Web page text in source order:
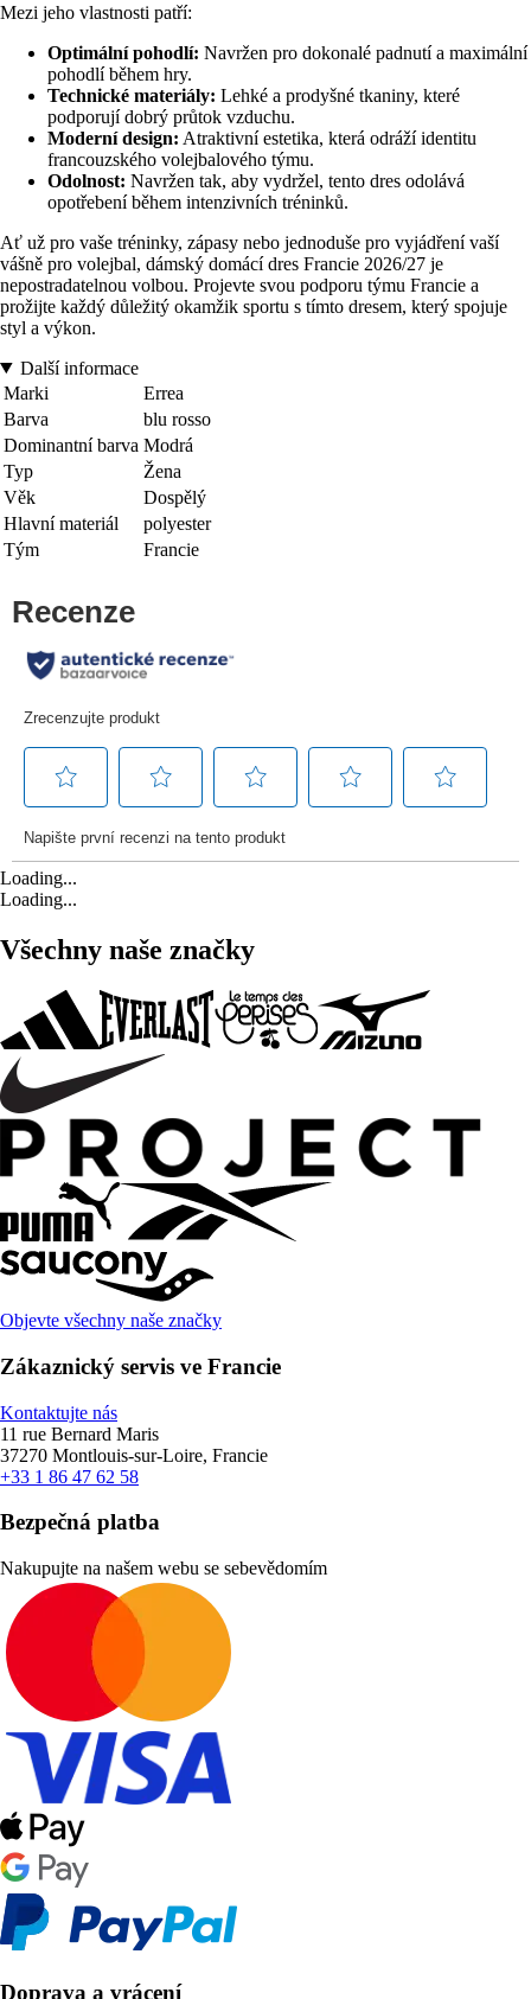
Mezi jeho vlastnosti patří:
Optimální pohodlí: Navržen pro dokonalé padnutí a maximální
pohodlí během hry.
Technické materiály: Lehké a prodyšné tkaniny, které
podporují dobrý průtok vzduchu.
Moderní design: Atraktivní estetika, která odráží identitu
francouzského volejbalového týmu.
Odolnost: Navržen tak, aby vydržel, tento dres odolává
opotřebení během intenzivních tréninků.
Ať už pro vaše tréninky, zápasy nebo jednoduše pro vyjádření vaší
vášně pro volejbal, dámský domácí dres Francie 2026/27 je
nepostradatelnou volbou. Projevte svou podporu týmu Francie a
prožijte každý důležitý okamžik sportu s tímto dresem, který spojuje
styl a výkon.
Další informace
Marki
Errea
Barva
blu rosso
Dominantní barva Modrá
Typ
Žena
Věk
Dospělý
Hlavní materiál
polyester
Tým
Francie
Loading...
Loading...
Všechny naše značky
Objevte všechny naše značky
Zákaznický servis ve Francie
Kontaktujte nás
11 rue Bernard Maris
37270 Montlouis-sur-Loire, Francie
+33 1 86 47 62 58
Bezpečná platba
Nakupujte na našem webu se sebevědomím
Doprava a vrácení